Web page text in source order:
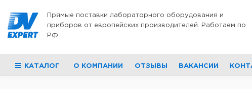
Прямые поставки лабораторного оборудования и
приборов от европейских производителей. Работаем по
РФ
КАТАЛОГ О КОМПАНИИ ОТЗЫВЫ ВАКАНСИИ